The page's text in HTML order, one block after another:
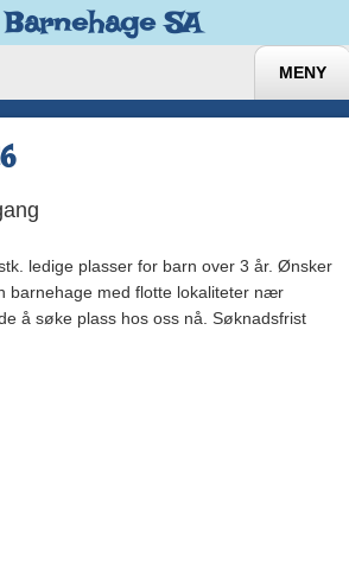
SA
MENY
ledige plasser for barn over 3 år. Ønsker
barnehage med flotte lokaliteter nær
å søke plass hos oss nå. Søknadsfrist